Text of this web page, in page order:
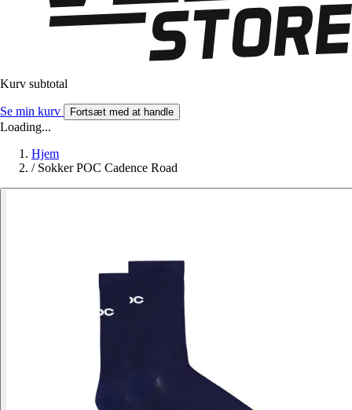
Kurv subtotal
Se min kurv Fortsæt med at handle
Loading...
Hjem
/ Sokker POC Cadence Road